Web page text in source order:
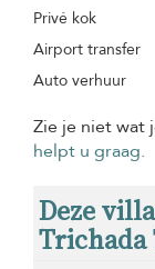
Privé kok
Airport transfer
Auto verhuur
Zie je niet wat
helpt u graag.
Deze